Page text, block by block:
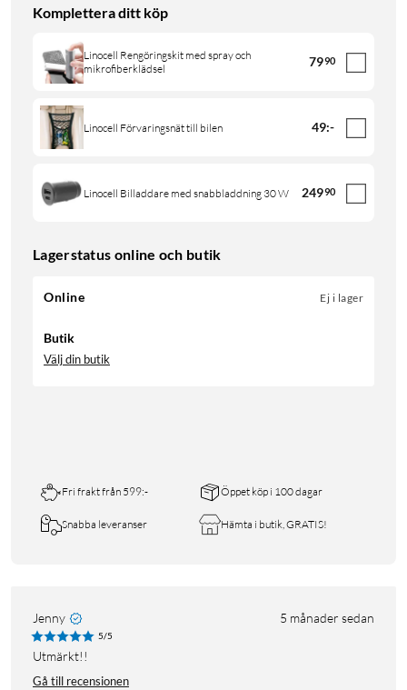
Komplettera ditt köp
Linocell Rengöringskit med spray och
mikrofiberklädsel
7990
Linocell Förvaringsnät till bilen 49:-
Linocell Billaddare med snabbladdning 30 W 24990
Lagerstatus online och butik
Online Ej i lager
Butik
Välj din butik
Fri frakt från 599:- Öppet köp i 100 dagar
Snabba leveranser Hämta i butik, GRATIS!
Jenny 5 månader sedan
5/5
Utmärkt!!
Gå till recensionen